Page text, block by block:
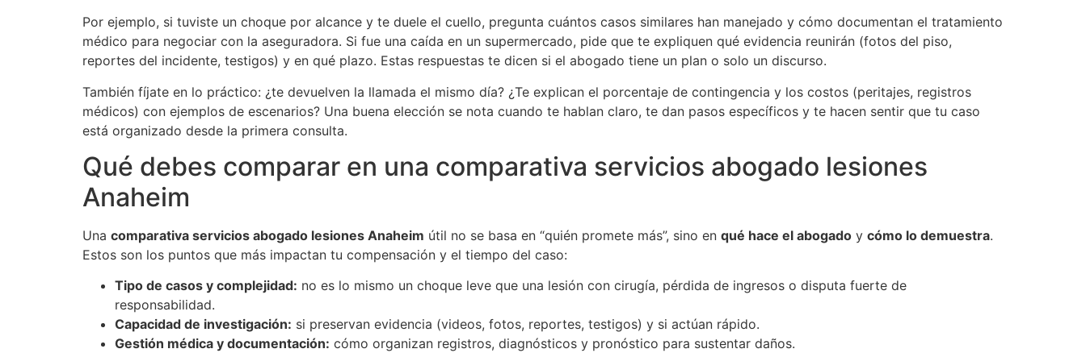
Por ejemplo, si tuviste un choque por alcance y te duele el cuello, pregunta cuántos casos similares han manejado y cómo documentan el tratamiento
médico para negociar con la aseguradora. Si fue una caída en un supermercado, pide que te expliquen qué evidencia reunirán (fotos del piso,
reportes del incidente, testigos) y en qué plazo. Estas respuestas te dicen si el abogado tiene un plan o solo un discurso.
También fíjate en lo práctico: ¿te devuelven la llamada el mismo día? ¿Te explican el porcentaje de contingencia y los costos (peritajes, registros
médicos) con ejemplos de escenarios? Una buena elección se nota cuando te hablan claro, te dan pasos específicos y te hacen sentir que tu caso
está organizado desde la primera consulta.
Qué debes comparar en una comparativa servicios abogado lesiones
Anaheim
Una comparativa servicios abogado lesiones Anaheim útil no se basa en “quién promete más”, sino en qué hace el abogado y cómo lo demuestra.
Estos son los puntos que más impactan tu compensación y el tiempo del caso:
Tipo de casos y complejidad: no es lo mismo un choque leve que una lesión con cirugía, pérdida de ingresos o disputa fuerte de
responsabilidad.
Capacidad de investigación: si preservan evidencia (videos, fotos, reportes, testigos) y si actúan rápido.
Gestión médica y documentación: cómo organizan registros, diagnósticos y pronóstico para sustentar daños.